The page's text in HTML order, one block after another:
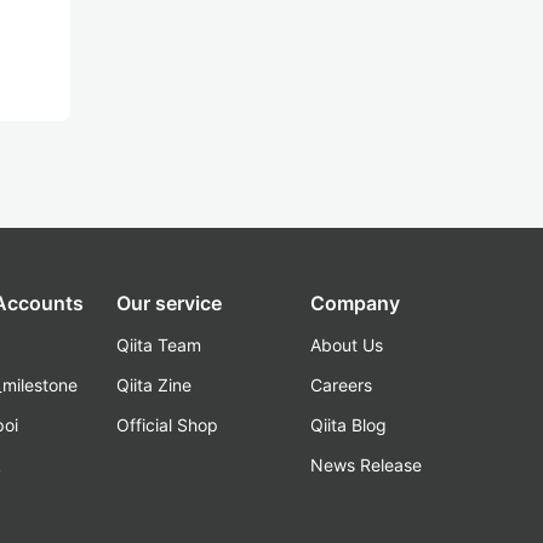
Our service
Qiita Team
Qiita Zine
Official Shop
Company
About Us
Careers
Qiita Blog
News Release